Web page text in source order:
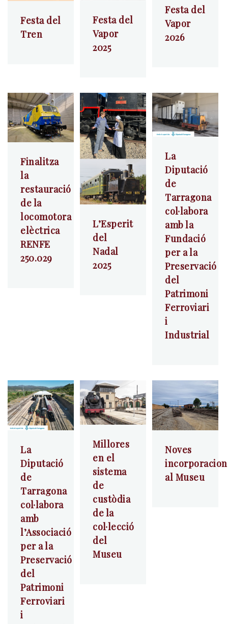
Festa del
Tren
Festa del
Vapor
2025
Festa del
Vapor
2026
Finalitza
la
restauració
de la
locomotora
elèctrica
RENFE
250.029
L’Esperit
del
Nadal
2025
La
Diputació
de
Tarragona
col·labora
amb la
Fundació
per a la
Preservació
del
Patrimoni
Ferroviari
i
Industrial
La
Diputació
de
Tarragona
col·labora
amb
l’Associació
per a la
Preservació
del
Patrimoni
Ferroviari
i
Millores
en el
sistema
de
custòdia
de la
col·lecció
del
Museu
Noves
al Museu